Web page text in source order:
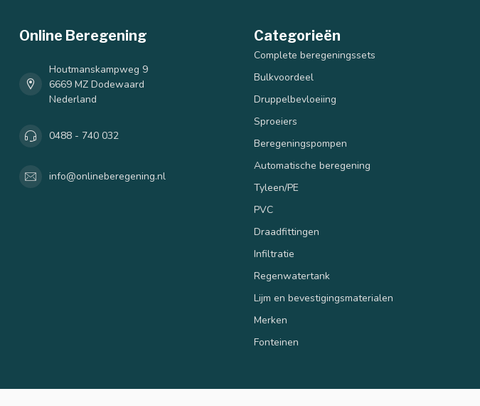
Online Beregening
Houtmanskampweg 9
6669 MZ Dodewaard
Nederland
0488 - 740 032
info@onlineberegening.nl
Categorieën
Complete beregeningssets
Bulkvoordeel
Druppelbevloeiing
Sproeiers
Beregeningspompen
Automatische beregening
Tyleen/PE
PVC
Draadfittingen
Infiltratie
Regenwatertank
Lijm en bevestigingsmaterialen
Merken
Fonteinen